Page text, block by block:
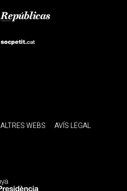
ALTRES WEBS
AVÍS LEGAL